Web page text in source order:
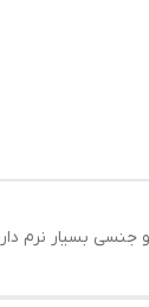
بسیار نرم دارد